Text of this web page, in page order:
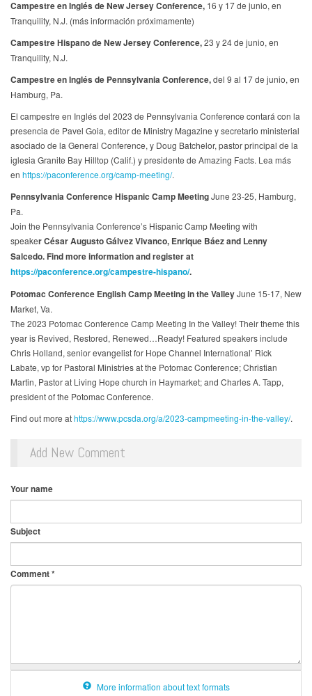
Campestre en Inglés de New Jersey Conference, 16 y 17 de junio, en
Tranquility, N.J. (más información próximamente)
Campestre Hispano de New Jersey Conference,23 y 24 de junio, en
Tranquility, N.J.
Campestre en Inglés de Pennsylvania Conference,del 9 al 17 de junio, en
Hamburg, Pa.
El campestre en Inglés del 2023 de Pennsylvania Conference contará con la
presencia de Pavel Goia, editor de Ministry Magazine y secretario ministerial
asociado de la General Conference, y Doug Batchelor, pastor principal de la
iglesia Granite Bay Hilltop (Calif.) y presidente de Amazing Facts. Lea más
en https://paconference.org/camp-meeting/.
Pennsylvania Conference Hispanic Camp MeetingJune 23-25, Hamburg,
Pa.
Join the Pennsylvania Conference’s Hispanic Camp Meeting with
speakerCésar Augusto Gálvez Vivanco, Enrique Báez and Lenny
Salcedo. Find more information and register at
https://paconference.org/campestre-hispano/.
Potomac Conference English Camp Meeting in the ValleyJune 15-17, New
Market, Va.
The 2023 Potomac Conference Camp Meeting In the Valley! Their theme this
year is Revived, Restored, Renewed…Ready! Featured speakers include
Chris Holland, senior evangelist for Hope Channel International’ Rick
Labate, vp for Pastoral Ministries at the Potomac Conference; Christian
Martin, Pastor at Living Hope church in Haymarket; and Charles A. Tapp,
president of the Potomac Conference.
Find out more athttps://www.pcsda.org/a/2023-campmeeting-in-the-valley/.
Add New Comment
Your name
Subject
Comment*
More information about text formats